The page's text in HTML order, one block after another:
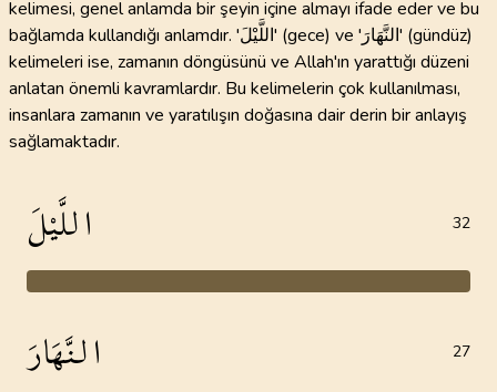
kelimesi, genel anlamda bir şeyin içine almayı ifade eder ve bu
bağlamda kullandığı anlamdır. 'اللَّيْلَ' (gece) ve 'النَّهَارَ' (gündüz)
kelimeleri ise, zamanın döngüsünü ve Allah'ın yarattığı düzeni
anlatan önemli kavramlardır. Bu kelimelerin çok kullanılması,
insanlara zamanın ve yaratılışın doğasına dair derin bir anlayış
sağlamaktadır.
اللَّيْلَ 32
النَّهَارَ 27